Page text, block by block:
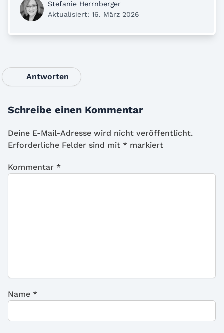
Stefanie Herrnberger
Aktualisiert: 16. März 2026
Antworten
Schreibe einen Kommentar
Deine E-Mail-Adresse wird nicht veröffentlicht.
Erforderliche Felder sind mit * markiert
Kommentar *
Name *